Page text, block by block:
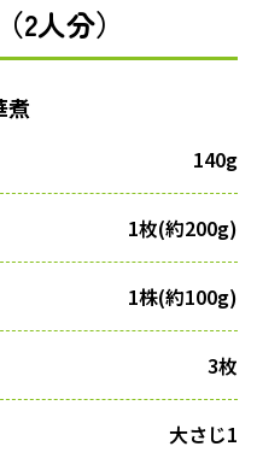
2人分）
煮
140g
1枚(約200g)
1株(約100g)
3枚
大さじ1